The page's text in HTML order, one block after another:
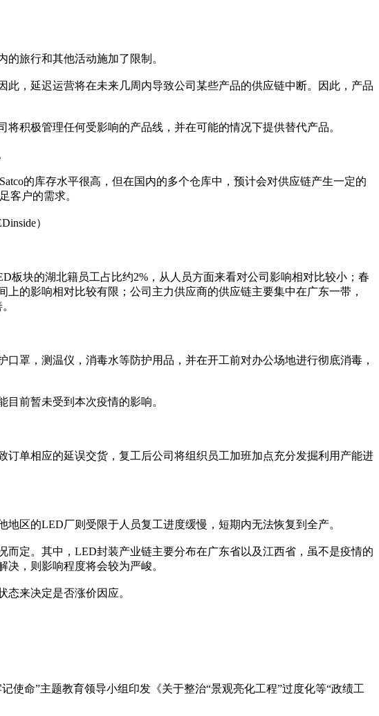
旅行和其他活动施加了限制。
，延迟运营将在未来几周内导致公司某些产品的供应链中断。因此，产品
积极管理任何受影响的产品线，并在可能的情况下提供替代产品。
的库存水平很高，但在国内的多个仓库中，预计会对供应链产生一定的
客户的需求。
）
板块的湖北籍员工占比约2%，从人员方面来看对公司影响相对比较小；春
的影响相对比较有限；公司主力供应商的供应链主要集中在广东一带，
罩，测温仪，消毒水等防护用品，并在开工前对办公场地进行彻底消毒，
前暂未受到本次疫情的影响。
单相应的延误交货，复工后公司将组织员工加班加点充分发掘利用产能进
区的LED厂则受限于人员复工进度缓慢，短期内无法恢复到全产。
定。其中，LED封装产业链主要分布在广东省以及江西省，虽不是疫情的
，则影响程度将会较为严峻。
来决定是否涨价因应。
使命”主题教育领导小组印发《关于整治“景观亮化工程”过度化等“政绩工